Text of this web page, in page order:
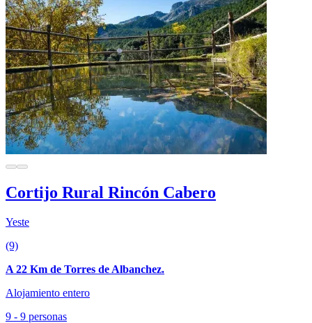
Cortijo Rural Rincón Cabero
Yeste
(9)
A 22 Km de Torres de Albanchez.
Alojamiento entero
9 - 9 personas